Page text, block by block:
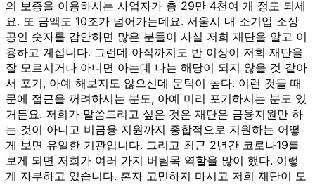
의 보증을 이용하시는 사업자가 총 29만 4천여 개 정도 되세
요. 또 금액도 10조가 넘어가는데요. 서울시 내 소기업 소상
공인 숫자를 감안하면 많은 분들이 사실 저희 재단을 알고 이
용하고 계십니다. 그런데 아직까지도 반 이상이 저희 재단을
잘 모르시거나 아니면 아는데 나는 해당이 되지 않을 것 같아
서 포기, 아예 해보지도 않으신데 문턱이 높다. 이런 것들 때
문에 접근을 꺼려하시는 분도, 아예 미리 포기하시는 분도 있
거든요. 저희가 말씀드리고 싶은 것은 재단은 금융지원만 하
는 것이 아니고 비금융 지원까지 종합적으로 지원하는 어떻
게 보면 유일한 기관입니다. 그리고 최근 2년간 코로나19를
보게 되면 저희가 여러 가지 버팀목 역할을 많이 했다. 이렇
게 자부하고 있습니다. 혼자 고민하지 마시고 저희 재단이 모